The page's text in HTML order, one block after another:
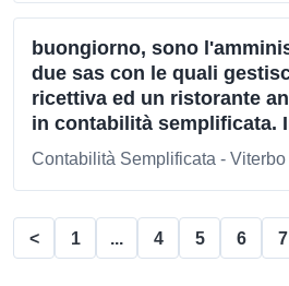
buongiorno, sono
due sas con le quali
ricettiva ed un ristorante
in contabilità semplificata.
Contabilità Semplificata -
< 1 ... 4 5 6 7